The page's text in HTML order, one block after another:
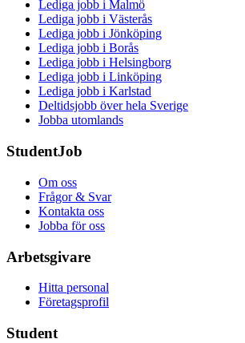
Lediga jobb i Malmö
Lediga jobb i Västerås
Lediga jobb i Jönköping
Lediga jobb i Borås
Lediga jobb i Helsingborg
Lediga jobb i Linköping
Lediga jobb i Karlstad
Deltidsjobb över hela Sverige
Jobba utomlands
StudentJob
Om oss
Frågor & Svar
Kontakta oss
Jobba för oss
Arbetsgivare
Hitta personal
Företagsprofil
Student